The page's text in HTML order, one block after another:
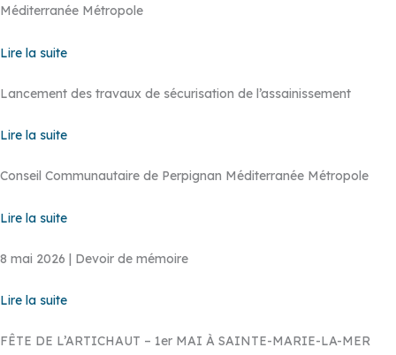
Méditerranée Métropole
Lire la suite
Lancement des travaux de sécurisation de l’assainissement
Lire la suite
Conseil Communautaire de Perpignan Méditerranée Métropole
Lire la suite
8 mai 2026 | Devoir de mémoire
Lire la suite
FÊTE DE L’ARTICHAUT – 1er MAI À SAINTE-MARIE-LA-MER